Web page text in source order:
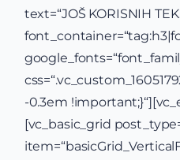
text=“JOŠ KORISNIH
-0.3em
[vc_basic_grid